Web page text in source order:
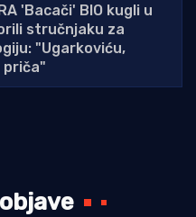
'Bacači' BIO kugli u
stručnjaku za
"Ugarkoviću,
priča"